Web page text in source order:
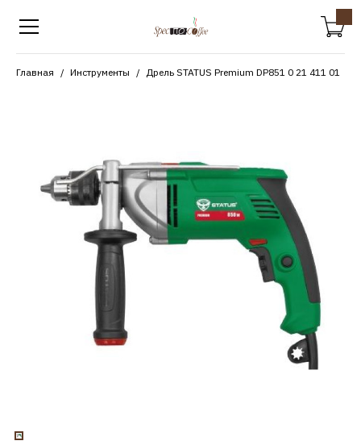
Главная Инструменты Дрель STATUS Premium DP851 0 21 411 01